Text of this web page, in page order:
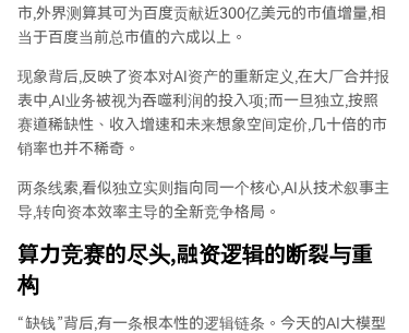
市,外界测算其可为百度贡献近300亿美元的市值增量,相
当于百度当前总市值的六成以上。
现象背后,反映了资本对AI资产的重新定义,在大厂合并报
表中,AI业务被视为吞噬利润的投入项;而一旦独立,按照
赛道稀缺性、收入增速和未来想象空间定价,几十倍的市
销率也并不稀奇。
两条线索,看似独立实则指向同一个核心,AI从技术叙事主
导,转向资本效率主导的全新竞争格局。
算力竞赛的尽头,融资逻辑的断裂与重
构
“缺钱”背后,有一条根本性的逻辑链条。今天的AI大模型